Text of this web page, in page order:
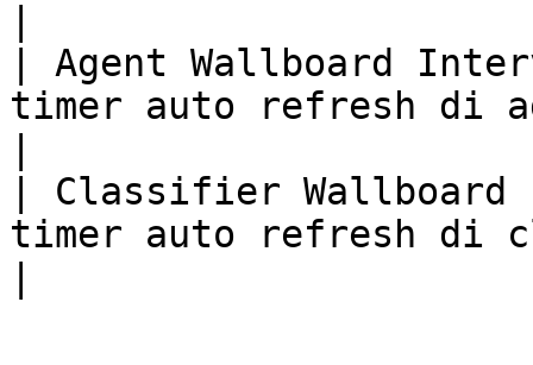
| Agent Wallboard
timer auto refresh di
| Classifier Wallboard
timer auto refresh di